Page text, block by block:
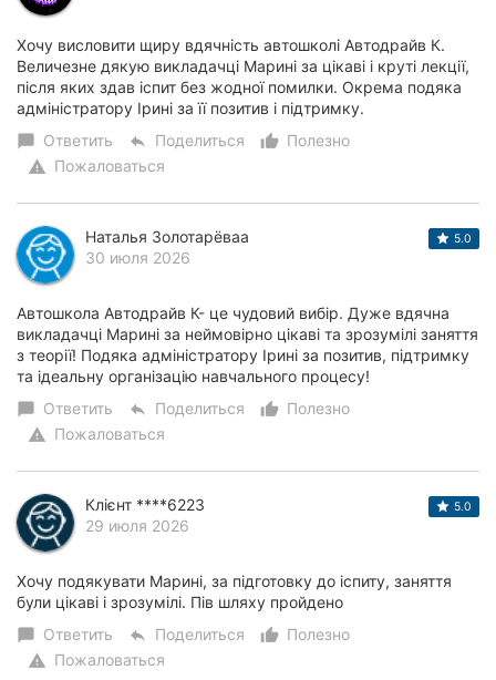
Хочу висловити щиру вдячність автошколі Автодрайв К.
Величезне дякую викладачці Марині за цікаві і круті лекції,
після яких здав іспит без жодної помилки. Окрема подяка
адміністратору Ірині за її позитив і підтримку.
chat_bubble Ответить reply Поделиться thumb_up_alt
Полезно
warning Пожаловаться
Наталья Золотарёваа
30 июля 2026
5.0
Автошкола Автодрайв К- це чудовий вибір. Дуже вдячна
викладачці Марині за неймовірно цікаві та зрозумілі заняття
з теорії! Подяка адміністратору Ірині за позитив, підтримку
та ідеальну організацію навчального процесу!
chat_bubble Ответить reply Поделиться thumb_up_alt
Полезно
warning Пожаловаться
Клієнт ****6223
29 июля 2026
5.0
Хочу подякувати Марині, за підготовку до іспиту, заняття
були цікаві і зрозумілі. Пів шляху пройдено
chat_bubble Ответить reply Поделиться thumb_up_alt
Полезно
warning Пожаловаться